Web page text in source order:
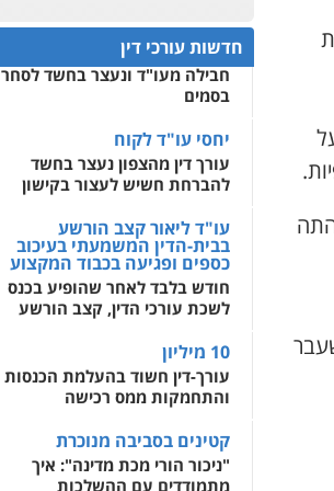
ומעצרים סייבר ניהול
משברים פליליים
0506355388
עו"ד דרוויש נאשף
פלילי פשיעה חמורה
אדם
חליל ביאדי – משרד
עורכי דין
פלילי דיני תעבורה מעצרים
וחקירות פשיעה חמורה
0509636895
עו"ד איהאב זבידאת
פלילי פשיעה חמורה
פשע עבירות המתה
עבירות מין
0522508109
אחסון אתרים
לעורכי דין
אסירים עבירות מין
שירותים מקצועיים לעורכי
דין
0544500346
חדשות עורכי דין
חפץ חשוד
עצור בתיק ניסיון רצח קיבל
חבילה מעו"ד ונעצר בחשד לסחר
בסמים
יחסי עו"ד לקוח
עורך דין מהצפון נעצר בחשד
להברחת חשיש לעצור בקישון
עו"ד ליאור קצב הורשע
בבית-הדין המשמעתי בעיכוב
כספים ופגיעה בכבוד המקצוע
חודש בלבד לאחר שהופיע בכנס
לשכת עורכי הדין, קצב הורשע
10 מיליון
עורך-דין חשוד בהעלמת הכנסות
והתחמקות ממס רכישה
קטינים בסביבה מנוכרת
"ניכור הורי מכת מדינה": איך
מתמודדים עם ההשלכות